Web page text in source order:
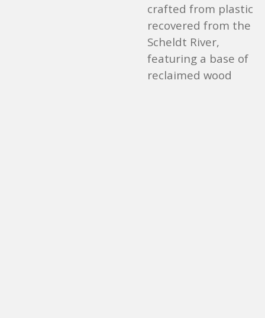
crafted from plastic
recovered from the
Scheldt River,
featuring a base of
reclaimed wood